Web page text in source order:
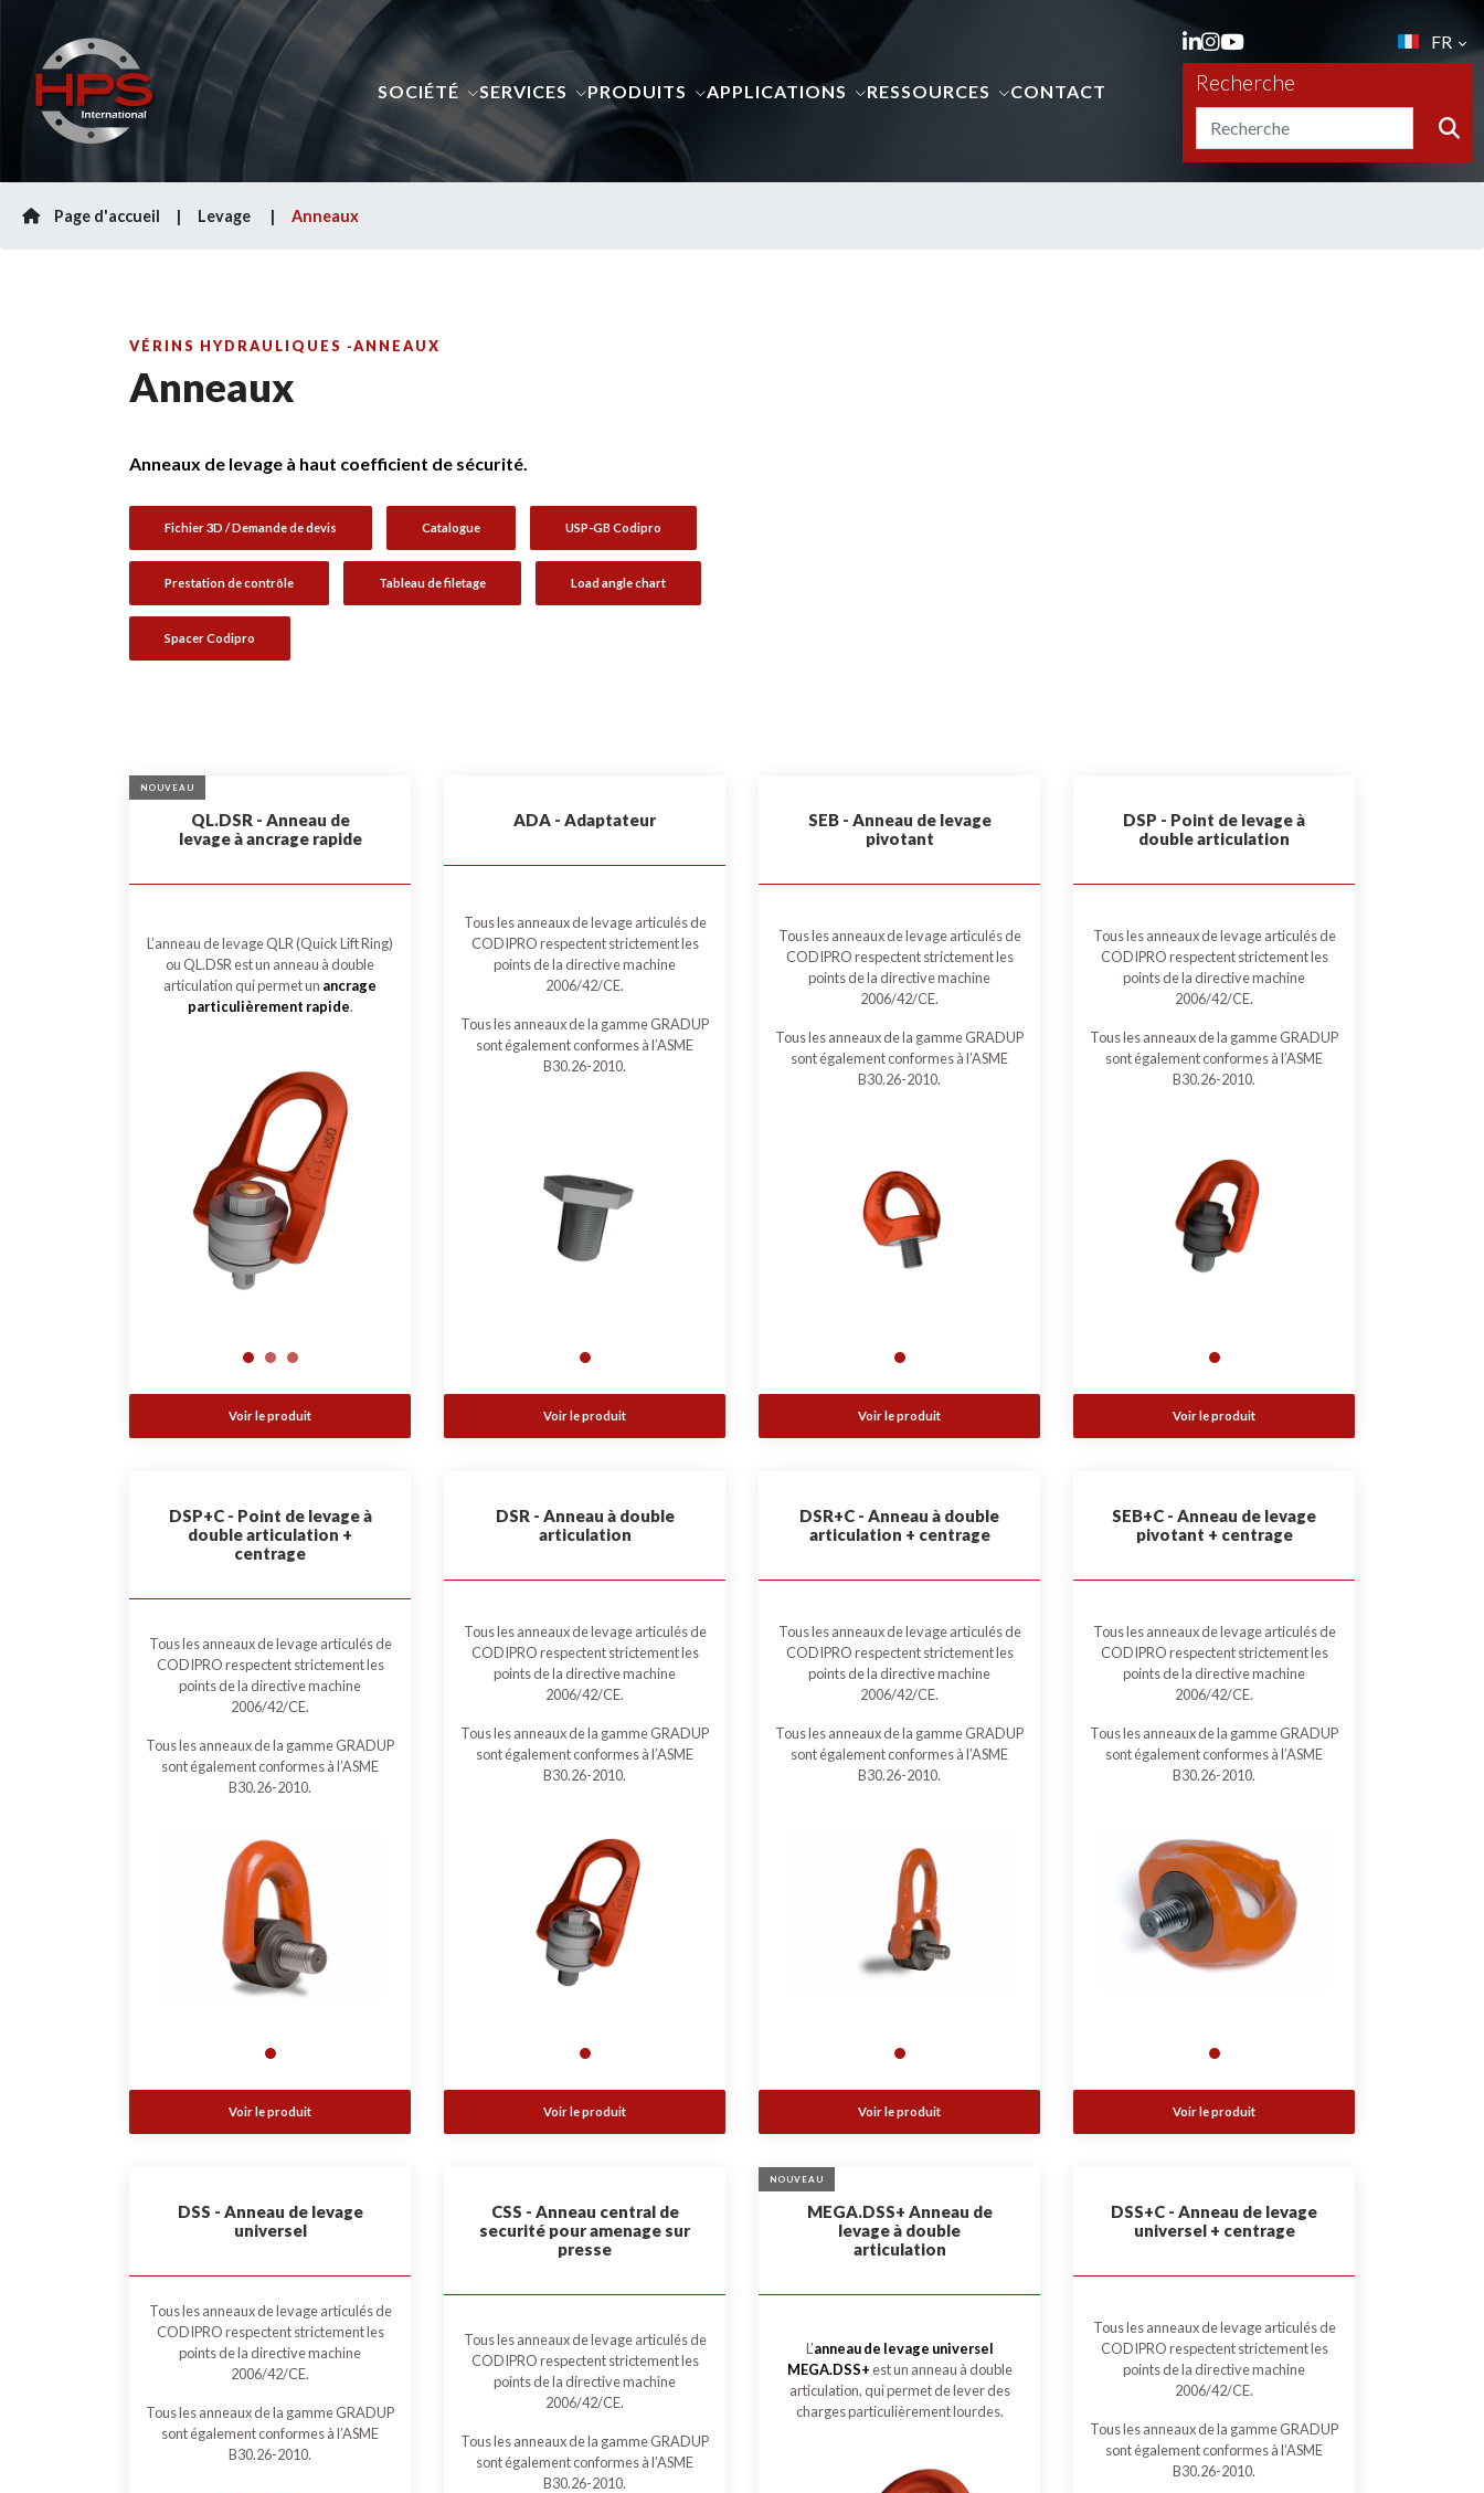
SOCIÉTÉ SERVICES PRODUITS APPLICATIONS RESSOURCES CONTACT
FR
Recherche
Page d'accueil Levage Anneaux
VÉRINS HYDRAULIQUES -ANNEAUX
Anneaux
Anneaux de levage à haut coefficient de sécurité.
Fichier 3D / Demande de devis Catalogue USP-GB Codipro
Prestation de contrôle Tableau de filetage Load angle chart
Spacer Codipro
NOUVEAU
QL.DSR - Anneau de
levage à ancrage rapide
L’anneau de levage QLR (Quick Lift Ring)
ou QL.DSR est un anneau à double
articulation qui permet un ancrage
particulièrement rapide.
Voir le produit
ADA - Adaptateur
Tous les anneaux de levage articulés de
CODIPRO respectent strictement les
points de la directive machine
2006/42/CE.
Tous les anneaux de la gamme GRADUP
sont également conformes à l’ASME
B30.26-2010.
Voir le produit
SEB - Anneau de levage
pivotant
Tous les anneaux de levage articulés de
CODIPRO respectent strictement les
points de la directive machine
2006/42/CE.
Tous les anneaux de la gamme GRADUP
sont également conformes à l’ASME
B30.26-2010.
Voir le produit
DSP - Point de levage à
double articulation
Tous les anneaux de levage articulés de
CODIPRO respectent strictement les
points de la directive machine
2006/42/CE.
Tous les anneaux de la gamme GRADUP
sont également conformes à l’ASME
B30.26-2010.
Voir le produit
DSP+C - Point de levage à
double articulation +
centrage
Tous les anneaux de levage articulés de
CODIPRO respectent strictement les
points de la directive machine
2006/42/CE.
Tous les anneaux de la gamme GRADUP
sont également conformes à l’ASME
B30.26-2010.
Voir le produit
DSR - Anneau à double
articulation
Tous les anneaux de levage articulés de
CODIPRO respectent strictement les
points de la directive machine
2006/42/CE.
Tous les anneaux de la gamme GRADUP
sont également conformes à l’ASME
B30.26-2010.
Voir le produit
DSR+C - Anneau à double
articulation + centrage
Tous les anneaux de levage articulés de
CODIPRO respectent strictement les
points de la directive machine
2006/42/CE.
Tous les anneaux de la gamme GRADUP
sont également conformes à l’ASME
B30.26-2010.
Voir le produit
SEB+C - Anneau de levage
pivotant + centrage
Tous les anneaux de levage articulés de
CODIPRO respectent strictement les
points de la directive machine
2006/42/CE.
Tous les anneaux de la gamme GRADUP
sont également conformes à l’ASME
B30.26-2010.
Voir le produit
DSS - Anneau de levage
universel
Tous les anneaux de levage articulés de
CODIPRO respectent strictement les
points de la directive machine
2006/42/CE.
Tous les anneaux de la gamme GRADUP
sont également conformes à l’ASME
B30.26-2010.
CSS - Anneau central de
securité pour amenage sur
presse
Tous les anneaux de levage articulés de
CODIPRO respectent strictement les
points de la directive machine
2006/42/CE.
Tous les anneaux de la gamme GRADUP
sont également conformes à l’ASME
B30.26-2010.
NOUVEAU
MEGA.DSS+ Anneau de
levage à double
articulation
L’anneau de levage universel
MEGA.DSS+ est un anneau à double
articulation, qui permet de lever des
charges particulièrement lourdes.
DSS+C - Anneau de levage
universel + centrage
Tous les anneaux de levage articulés de
CODIPRO respectent strictement les
points de la directive machine
2006/42/CE.
Tous les anneaux de la gamme GRADUP
sont également conformes à l’ASME
B30.26-2010.